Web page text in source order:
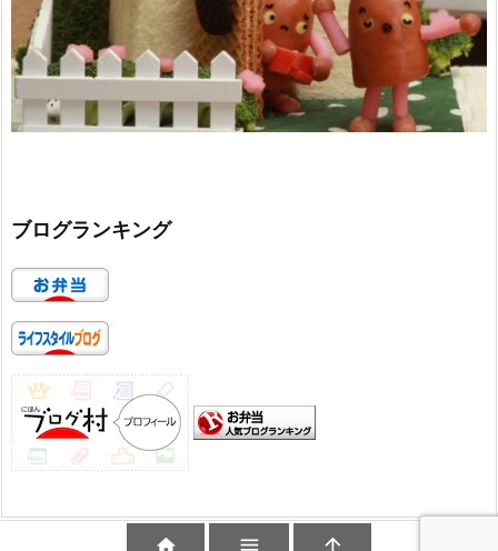
ブログランキング
  